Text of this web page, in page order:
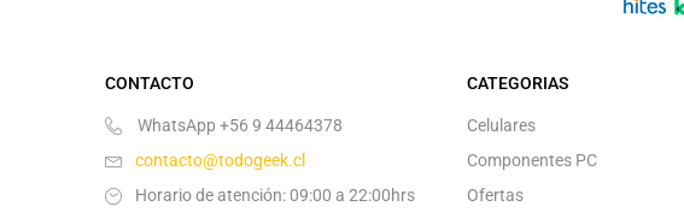
CONTACTO
WhatsApp +56 9 44464378
contacto@todogeek.cl
Horario de atención: 09:00 a 22:00hrs
CATEGORIAS
Celulares
Componentes PC
Ofertas